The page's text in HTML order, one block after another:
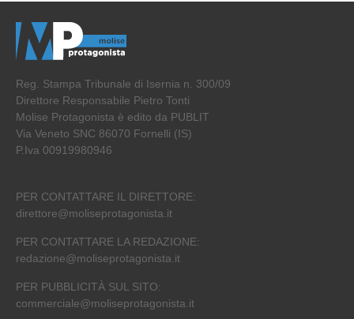
Reg. Stampa Tribunale di Isernia n. 300/09
Direttore Responsabile Pietro Tonti
Molise Protagonista è edito da PUBLIT
Via Veneto SNC 86070 Fornelli (IS)
P.Iva 00919980946
PER CONTATTARE IL DIRETTORE:
direttore@moliseprotagonista.it
PER CONTATTARE LA REDAZIONE:
redazione@moliseprotagonista.it
PER PUBBLICITÀ SUL SITO:
commerciale@moliseprotagonista.it